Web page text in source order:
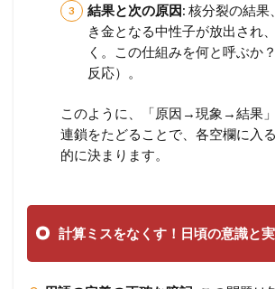
結果と次の原因: 核分裂の結果
き金となる中性子が放出され
く。この仕組みを何と呼ぶか
反応）。
このように、「原因→現象→結果
連鎖をたどることで、各空欄に入
的に決まります。
計算ミスをなくす！日頃の意識と